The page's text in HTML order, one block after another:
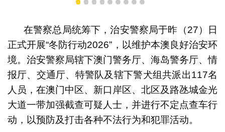
1 2 3 4 5 6 7 8 9
在警察总局统筹下，治安警察局于昨（27）日
正式开展“冬防行动2026”，以维护本澳良好治安环
境。治安警察局辖下澳门警务厅、海岛警务厅、情
报厅、交通厅、特警队及辖下警犬组共派出117名
人员，在澳门中区、新口岸区、北区及路氹城金光
大道一带加强截查可疑人士，并进行不定点查车行
动，以预防及打击各种不法行为和犯罪活动。